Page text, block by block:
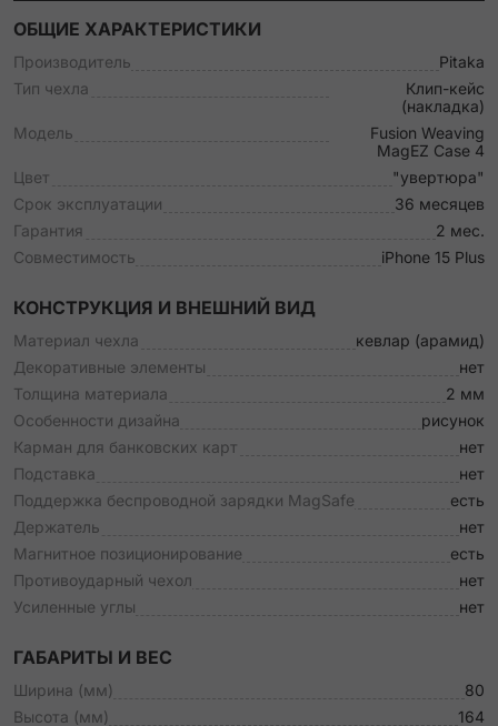
ОБЩИЕ ХАРАКТЕРИСТИКИ
Производитель
Pitaka
Тип чехла
Клип-кейс
(накладка)
Модель
Fusion Weaving
MagEZ Case 4
Цвет
"увертюра"
Срок эксплуатации
36 месяцев
Гарантия
2 мес.
Совместимость
iPhone 15 Plus
КОНСТРУКЦИЯ И ВНЕШНИЙ ВИД
Материал чехла
кевлар (арамид)
Декоративные элементы
нет
Толщина материала
2 мм
Особенности дизайна
рисунок
Карман для банковских карт
нет
Подставка
нет
Поддержка беспроводной зарядки MagSafe
есть
Держатель
нет
Магнитное позиционирование
есть
Противоударный чехол
нет
Усиленные углы
нет
ГАБАРИТЫ И ВЕС
Ширина (мм)
80
Высота (мм)
164